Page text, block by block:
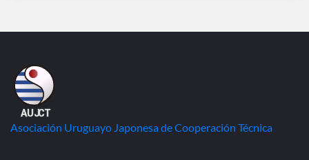
Asociación Uruguayo Japonesa de Cooperación Técnica